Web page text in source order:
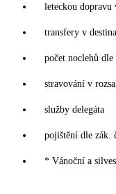
leteckou
transfery v
počet noclehů
stravování v
služby delegáta
pojištění dle zák.
* Vánoční a